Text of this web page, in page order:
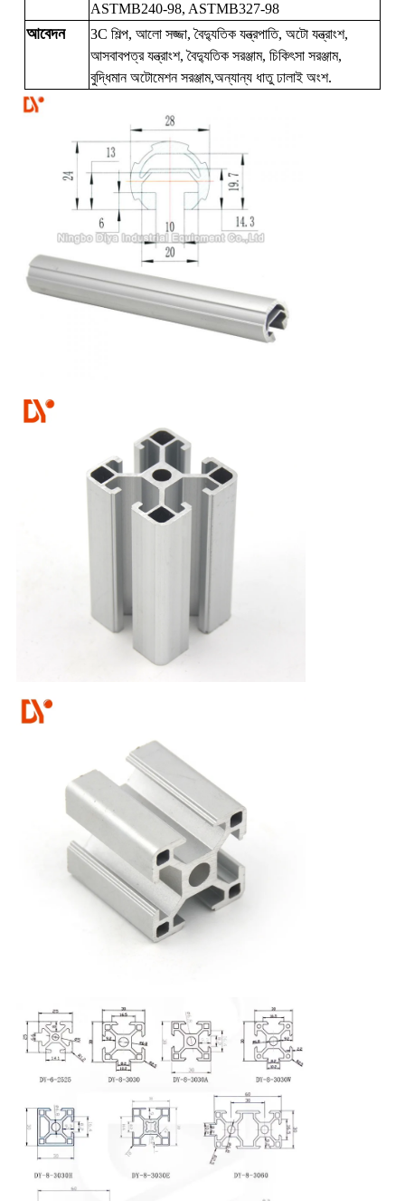
ASTMB240-98, ASTMB327-98
আবেদন
3C শিল্প, আলো সজ্জা, বৈদ্যুতিক যন্ত্রপাতি, অটো যন্ত্রাংশ,
আসবাবপত্র যন্ত্রাংশ, বৈদ্যুতিক সরঞ্জাম, চিকিৎসা সরঞ্জাম,
বুদ্ধিমান অটোমেশন সরঞ্জাম,অন্যান্য ধাতু ঢালাই অংশ.